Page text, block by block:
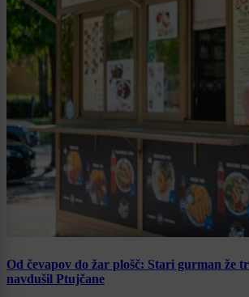
Od čevapov do žar plošč: Stari gurman že
navdušil Ptujčane